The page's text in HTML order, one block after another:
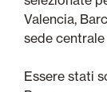
Valencia,
sede
Essere stati